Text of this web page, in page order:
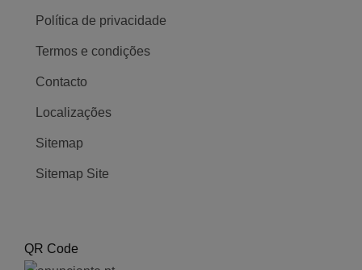
Política de privacidade
Termos e condições
Contacto
Localizações
Sitemap
Sitemap Site
QR Code